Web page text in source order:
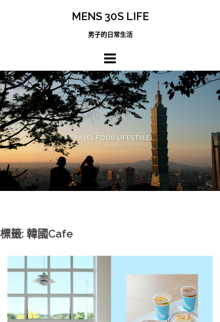
MENS 30S LIFE
男子的日常生活
TRAVEL FOOD LIFESTYLE
標籤: 韓國Cafe